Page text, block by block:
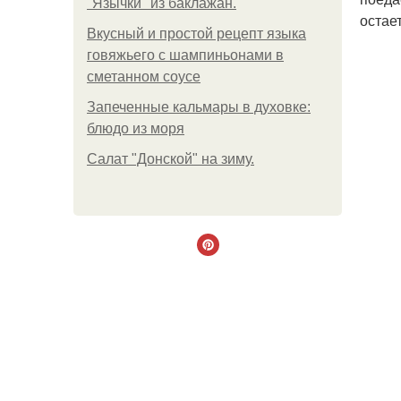
"Язычки" из баклажан.
Вкусный и простой рецепт языка
говяжьего с шампиньонами в
сметанном соусе
Запеченные кальмары в духовке:
блюдо из моря
Салат "Донской" на зиму.